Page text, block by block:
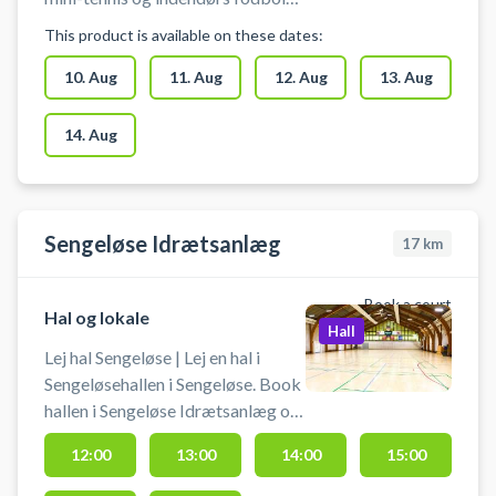
ved Baunehøjskolen i Jyllinge.
Man medbringer selv bolde,
ketcher eller stave.
This product is available on these dates:
10. Aug 11. Aug 12. Aug 13. Aug
14. Aug
Sengeløse Idrætsanlæg 17 km
Book a court
Hal og lokale
Lej hal Sengeløse | Lej en hal i
Sengeløsehallen i Sengeløse. Book
hallen i Sengeløse Idrætsanlæg og
spil blandt andet indendørs
fodbold i Sengeløse. Booking af
hallen kan bruges til blandt andet
Hall
12:00 13:00 14:00 15:00